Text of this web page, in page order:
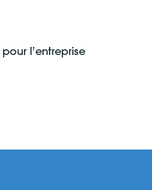
l’entreprise